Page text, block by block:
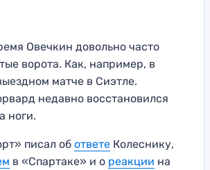
Овечкин довольно часто
ворота. Как, например, в
матче в Сиэтле.
недавно восстановился
ноги.
писал об ответе Колеснику,
в «Спартаке» и о реакции на